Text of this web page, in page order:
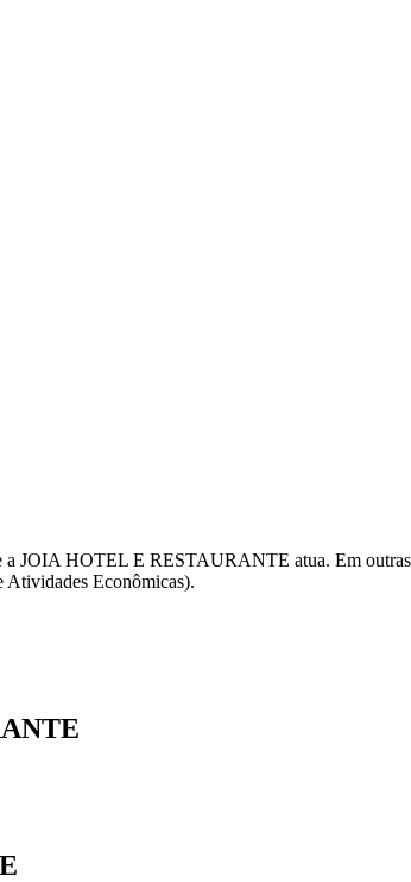
JOIA HOTEL E RESTAURANTE atua. Em
Econômicas).